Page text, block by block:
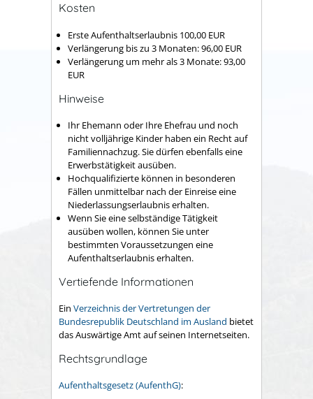
Kosten
Erste Aufenthaltserlaubnis 100,00 EUR
Verlängerung bis zu 3 Monaten: 96,00 EUR
Verlängerung um mehr als 3 Monate: 93,00
EUR
Hinweise
Ihr Ehemann oder Ihre Ehefrau und noch
nicht volljährige Kinder haben ein Recht auf
Familiennachzug. Sie dürfen ebenfalls eine
Erwerbstätigkeit ausüben.
Hochqualifizierte können in besonderen
Fällen unmittelbar nach der Einreise eine
Niederlassungserlaubnis erhalten.
Wenn Sie eine selbständige Tätigkeit
ausüben wollen, können Sie unter
bestimmten Voraussetzungen eine
Aufenthaltserlaubnis erhalten.
Vertiefende Informationen
Ein Verzeichnis der Vertretungen der
Bundesrepublik Deutschland im Ausland bietet
das Auswärtige Amt auf seinen Internetseiten.
Rechtsgrundlage
Aufenthaltsgesetz (AufenthG):